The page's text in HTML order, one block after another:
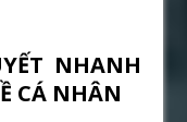
NHANH
CÁ NHÂN